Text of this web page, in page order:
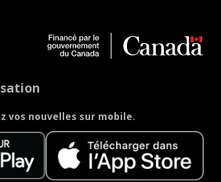
vos nouvelles sur mobile.